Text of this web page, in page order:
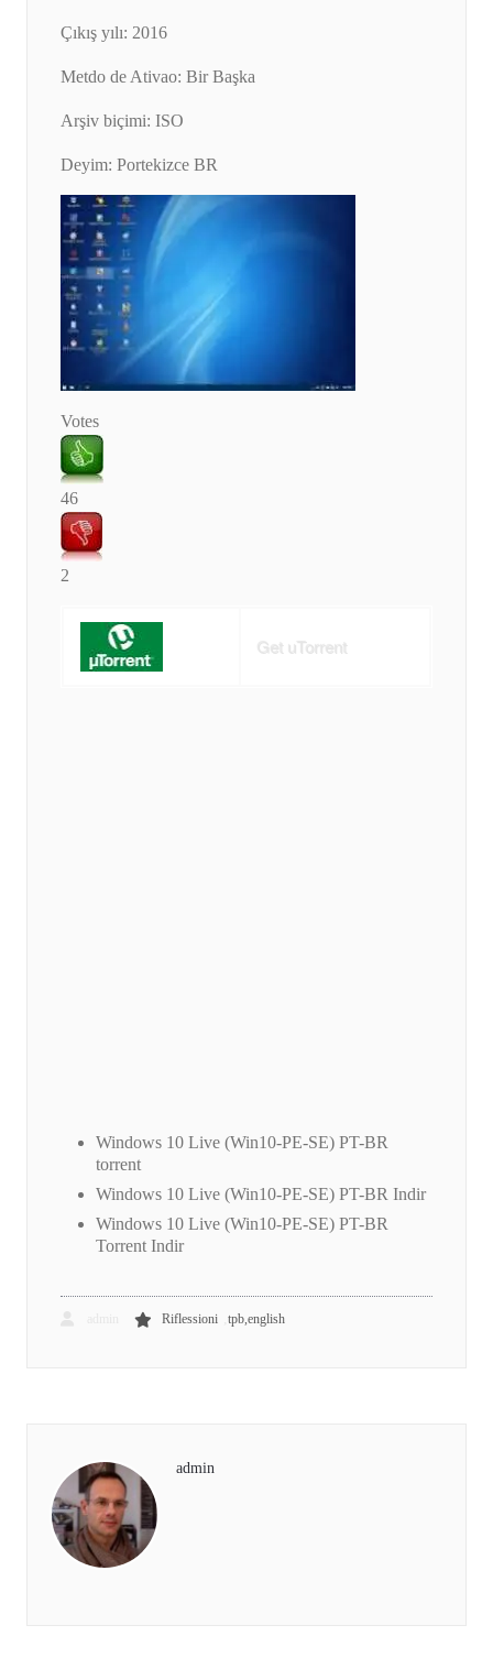
Çıkış yılı: 2016
Metdo de Ativao: Bir Başka
Arşiv biçimi: ISO
Deyim: Portekizce BR
Votes
46
2
Get uTorrent
Windows 10 Live (Win10-PE-SE) PT-BR
torrent
Windows 10 Live (Win10-PE-SE) PT-BR Indir
Windows 10 Live (Win10-PE-SE) PT-BR
Torrent Indir
Riflessioni tpb,english
admin